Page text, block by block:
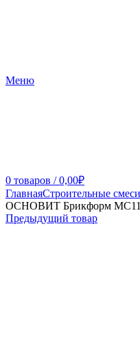
Меню
0 товаров / 0,00₽
ГлавнаяСтроительные смеси
ОСНОВИТ Брикформ
Предыдущий товар